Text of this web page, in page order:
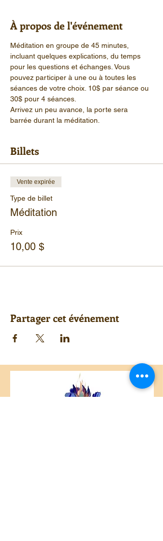
À propos de l'événement
Méditation en groupe de 45 minutes,
incluant quelques explications, du temps
pour les questions et échanges. Vous
pouvez participer à une ou à toutes les
séances de votre choix. 10$ par séance ou
30$ pour 4 séances.
Arrivez un peu avance, la porte sera
barrée durant la méditation.
Billets
Vente expirée
Type de billet
Méditation
Prix
10,00 $
Partager cet événement